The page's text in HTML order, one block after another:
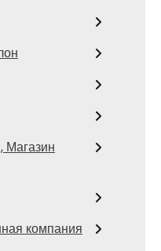
Магазин
компания